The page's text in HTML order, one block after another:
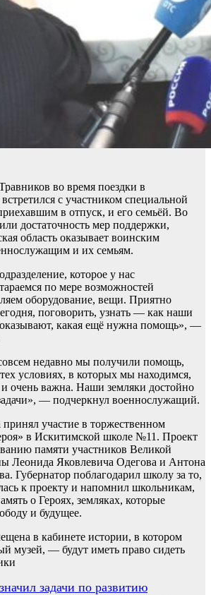
во время поездки в
с участником специальной
в отпуск, и его семьёй. Во
достаточность мер поддержки,
область оказывает воинским
и их семьям.
которое у нас
по мере возможностей
оборудование, вещи. Приятно
поговорить, узнать — как наши
какая ещё нужна помощь», —
недавно мы получили помощь,
условиях, в которых мы находимся,
очень важна. Наши земляки достойно
— подчеркнул военнослужащий.
принял участие в торжественном
в Искитимской школе №11. Проект
памяти участников Великой
Леонида Яковлевича Одегова и Антона
Губернатор поблагодарил школу за то,
к проекту и напомнил школьникам,
о Героях, земляках, которые
и будущее.
в кабинете истории, в котором
музей, — будут иметь право сидеть
задачи по развитию